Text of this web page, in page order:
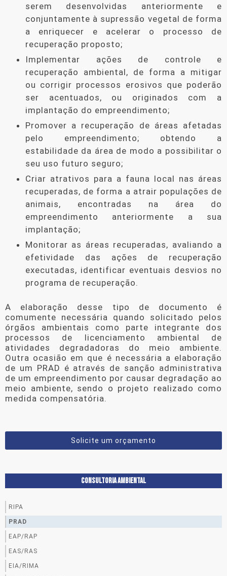
serem desenvolvidas anteriormente e
conjuntamente à supressão vegetal de forma
a enriquecer e acelerar o processo de
recuperação proposto;
Implementar ações de controle e
recuperação ambiental, de forma a mitigar
ou corrigir processos erosivos que poderão
ser acentuados, ou originados com a
implantação do empreendimento;
Promover a recuperação de áreas afetadas
pelo empreendimento; obtendo a
estabilidade da área de modo a possibilitar o
seu uso futuro seguro;
Criar atrativos para a fauna local nas áreas
recuperadas, de forma a atrair populações de
animais, encontradas na área do
empreendimento anteriormente a sua
implantação;
Monitorar as áreas recuperadas, avaliando a
efetividade das ações de recuperação
executadas, identificar eventuais desvios no
programa de recuperação.
A elaboração desse tipo de documento é
comumente necessária quando solicitado pelos
órgãos ambientais como parte integrante dos
processos de licenciamento ambiental de
atividades degradadoras do meio ambiente.
Outra ocasião em que é necessária a elaboração
de um PRAD é através de sanção administrativa
de um empreendimento por causar degradação ao
meio ambiente, sendo o projeto realizado como
medida compensatória.
Solicite um orçamento
CONSULTORIA AMBIENTAL
RIPA
PRAD
EAP/RAP
EAS/RAS
EIA/RIMA